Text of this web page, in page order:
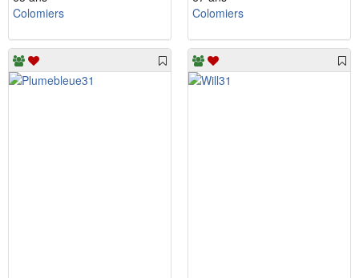
Colomiers
Colomiers